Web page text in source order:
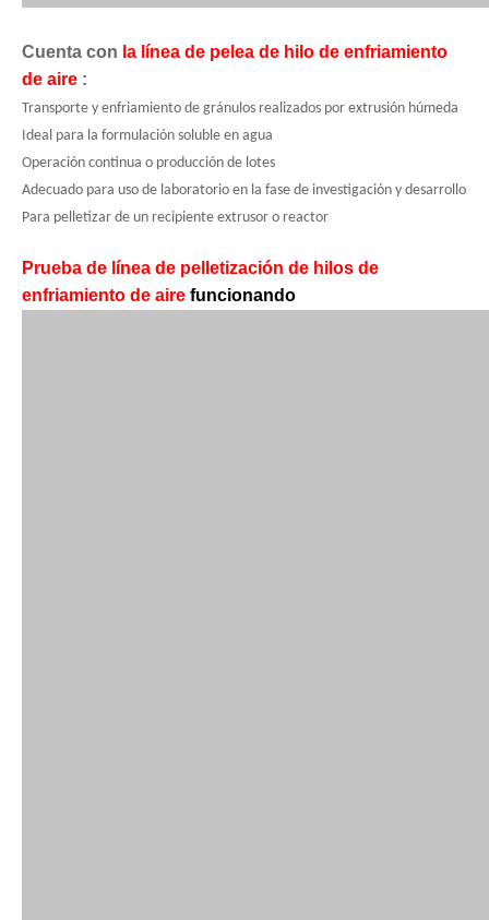
Cuenta con la línea de pelea de hilo de enfriamiento
de aire :
Transporte y enfriamiento de gránulos realizados por extrusión húmeda
Ideal para la formulación soluble en agua
Operación continua o producción de lotes
Adecuado para uso de laboratorio en la fase de investigación y desarrollo
Para pelletizar de un recipiente extrusor o reactor
Prueba de línea de pelletización de hilos de
enfriamiento de aire funcionando